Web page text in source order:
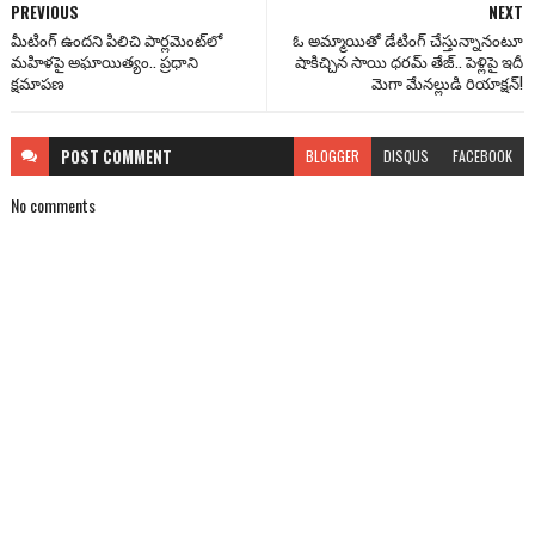
NEXT
ఓ అమ్మాయితో డేటింగ్ చేస్తున్నానంటూ
షాకిచ్చిన సాయి ధరమ్ తేజ్.. పెళ్లిపై ఇదీ
మెగా మేనల్లుడి రియాక్షన్!
PREVIOUS
మీటింగ్ ఉందని పిలిచి పార్లమెంట్‌లో
మహిళపై అఘాయిత్యం.. ప్రధాని
క్షమాపణ
POST COMMENT BLOGGER DISQUS FACEBOOK
No comments